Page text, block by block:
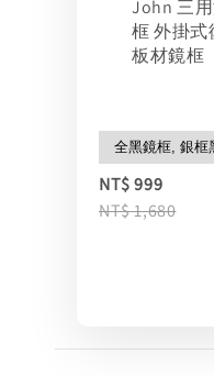
John 三
框 外掛
板材鏡框
NT$ 999
NT$ 1,680